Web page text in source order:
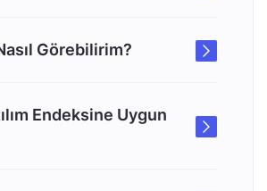
Görebilirim?
Endeksine Uygun